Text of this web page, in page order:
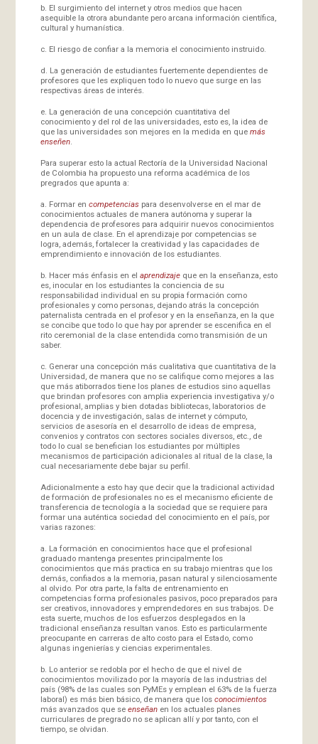
b. El surgimiento del internet y otros medios que hacen
asequible la otrora abundante pero arcana información científica,
cultural y humanística.
c. El riesgo de confiar a la memoria el conocimiento instruido.
d. La generación de estudiantes fuertemente dependientes de
profesores que les expliquen todo lo nuevo que surge en las
respectivas áreas de interés.
e. La generación de una concepción cuantitativa del
conocimiento y del rol de las universidades, esto es, la idea de
que las universidades son mejores en la medida en que más
enseñen.
Para superar esto la actual Rectoría de la Universidad Nacional
de Colombia ha propuesto una reforma académica de los
pregrados que apunta a:
a. Formar en competencias para desenvolverse en el mar de
conocimientos actuales de manera autónoma y superar la
dependencia de profesores para adquirir nuevos conocimientos
en un aula de clase. En el aprendizaje por competencias se
logra, además, fortalecer la creatividad y las capacidades de
emprendimiento e innovación de los estudiantes.
b. Hacer más énfasis en el aprendizaje que en la enseñanza, esto
es, inocular en los estudiantes la conciencia de su
responsabilidad individual en su propia formación como
profesionales y como personas, dejando atrás la concepción
paternalista centrada en el profesor y en la enseñanza, en la que
se concibe que todo lo que hay por aprender se escenifica en el
rito ceremonial de la clase entendida como transmisión de un
saber.
c. Generar una concepción más cualitativa que cuantitativa de la
Universidad, de manera que no se califique como mejores a las
que más atiborrados tiene los planes de estudios sino aquellas
que brindan profesores con amplia experiencia investigativa y/o
profesional, amplias y bien dotadas bibliotecas, laboratorios de
docencia y de investigación, salas de internet y cómputo,
servicios de asesoría en el desarrollo de ideas de empresa,
convenios y contratos con sectores sociales diversos, etc., de
todo lo cual se benefician los estudiantes por múltiples
mecanismos de participación adicionales al ritual de la clase, la
cual necesariamente debe bajar su perfil.
Adicionalmente a esto hay que decir que la tradicional actividad
de formación de profesionales no es el mecanismo eficiente de
transferencia de tecnología a la sociedad que se requiere para
formar una auténtica sociedad del conocimiento en el país, por
varias razones:
a. La formación en conocimientos hace que el profesional
graduado mantenga presentes principalmente los
conocimientos que más practica en su trabajo mientras que los
demás, confiados a la memoria, pasan natural y silenciosamente
al olvido. Por otra parte, la falta de entrenamiento en
competencias forma profesionales pasivos, poco preparados para
ser creativos, innovadores y emprendedores en sus trabajos. De
esta suerte, muchos de los esfuerzos desplegados en la
tradicional enseñanza resultan vanos. Esto es particularmente
preocupante en carreras de alto costo para el Estado, como
algunas ingenierías y ciencias experimentales.
b. Lo anterior se redobla por el hecho de que el nivel de
conocimientos movilizado por la mayoría de las industrias del
país (98% de las cuales son PyMEs y emplean el 63% de la fuerza
laboral) es más bien básico, de manera que los conocimientos
más avanzados que se enseñan en los actuales planes
curriculares de pregrado no se aplican allí y por tanto, con el
tiempo, se olvidan.